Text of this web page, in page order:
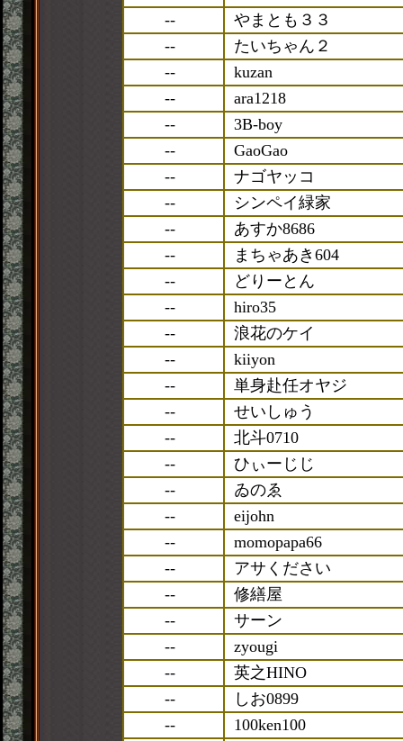
--
やまとも３３
--
たいちゃん２
--
kuzan
--
ara1218
--
3B-boy
--
GaoGao
--
ナゴヤッコ
--
シンペイ緑家
--
あすか8686
--
まちゃあき604
--
どりーとん
--
hiro35
--
浪花のケイ
--
kiiyon
--
単身赴任オヤジ
--
せいしゅう
--
北斗0710
--
ひぃーじじ
--
ゐのゑ
--
eijohn
--
momopapa66
--
アサください
--
修繕屋
--
サーン
--
zyougi
--
英之HINO
--
しお0899
--
100ken100